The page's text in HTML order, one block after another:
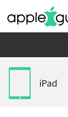
iPad